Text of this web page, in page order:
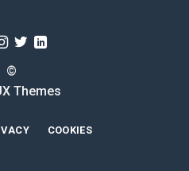
©
Themes
COOKIES